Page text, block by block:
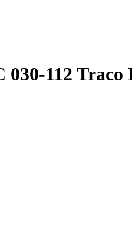
030-112 Traco